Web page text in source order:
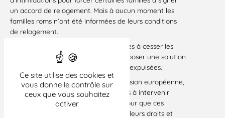
Ce site utilise des cookies et
vous donne le contrôle sur
ceux que vous souhaitez
activer
un accord de relogement. Mais à aucun moment les
familles roms n’ont été informées de leurs conditions
de relogement.
L’AEDH appelle les autorités roumaines à cesser les
expulsions forcées des Roms et à proposer une solution
de relogement décentes aux familles expulsées.
L’AEDH appelle également la Commission européenne,
le Parlement européen et les citoyens à intervenir
auprès du gouvernement Roumain pour que ces
personnes roms soient rétablies dans leurs droits et